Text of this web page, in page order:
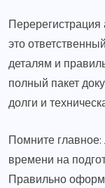
это
деталям и
полный пакет
долги и
Помните
времени на
Правильно